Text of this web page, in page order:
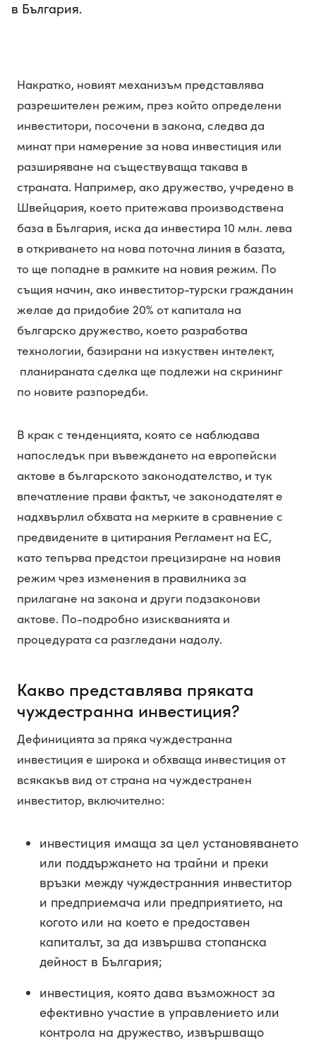
в България.
Накратко, новият механизъм представлява
разрешителен режим, през който определени
инвеститори, посочени в закона, следва да
минат при намерение за нова инвестиция или
разширяване на съществуваща такава в
страната. Например, ако дружество, учредено в
Швейцария, което притежава производствена
база в България, иска да инвестира 10 млн. лева
в откриването на нова поточна линия в базата,
то ще попадне в рамките на новия режим. По
същия начин, ако инвеститор-турски гражданин
желае да придобие 20% от капитала на
българско дружество, което разработва
технологии, базирани на изкуствен интелект,
планираната сделка ще подлежи на скрининг
по новите разпоредби.
В крак с тенденцията, която се наблюдава
напоследък при въвеждането на европейски
актове в българското законодателство, и тук
впечатление прави фактът, че законодателят е
надхвърлил обхвата на мерките в сравнение с
предвидените в цитирания Регламент на ЕС,
като тепърва предстои прецизиране на новия
режим чрез изменения в правилника за
прилагане на закона и други подзаконови
актове. По-подробно изискванията и
процедурата са разгледани надолу.
Какво представлява пряката
чуждестранна инвестиция?
Дефиницията за пряка чуждестранна
инвестиция е широка и обхваща инвестиция от
всякакъв вид от страна на чуждестранен
инвеститор, включително:
инвестиция имаща за цел установяването
или поддържането на трайни и преки
връзки между чуждестранния инвеститор
и предприемача или предприятието, на
когото или на което е предоставен
капиталът, за да извършва стопанска
дейност в България;
инвестиция, която дава възможност за
ефективно участие в управлението или
контрола на дружество, извършващо